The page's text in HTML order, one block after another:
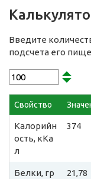
Введите
подсчета его
Свойство
Калорийн
ость, кКа
л
374
Белки, гр 21,78